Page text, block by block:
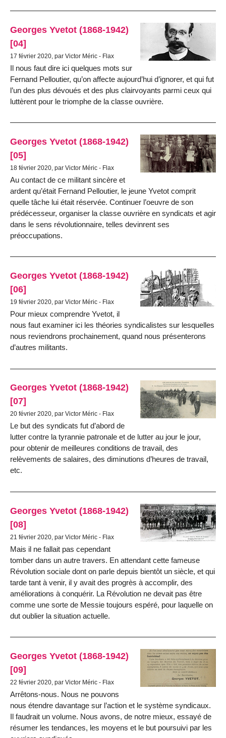
Georges Yvetot (1868-1942)
[04]
17 février 2020, par Victor Méric - Flax
Il nous faut dire ici quelques mots sur
Fernand Pelloutier, qu’on affecte aujourd’hui d’ignorer, et qui fut
l’un des plus dévoués et des plus clairvoyants parmi ceux qui
luttèrent pour le triomphe de la classe ouvrière.
Georges Yvetot (1868-1942)
[05]
18 février 2020, par Victor Méric - Flax
Au contact de ce militant sincère et
ardent qu’était Fernand Pelloutier, le jeune Yvetot comprit
quelle tâche lui était réservée. Continuer l’oeuvre de son
prédécesseur, organiser la classe ouvrière en syndicats et agir
dans le sens révolutionnaire, telles devinrent ses
préoccupations.
Georges Yvetot (1868-1942)
[06]
19 février 2020, par Victor Méric - Flax
Pour mieux comprendre Yvetot, il
nous faut examiner ici les théories syndicalistes sur lesquelles
nous reviendrons prochainement, quand nous présenterons
d’autres militants.
Georges Yvetot (1868-1942)
[07]
20 février 2020, par Victor Méric - Flax
Le but des syndicats fut d’abord de
lutter contre la tyrannie patronale et de lutter au jour le jour,
pour obtenir de meilleures conditions de travail, des
relèvements de salaires, des diminutions d’heures de travail,
etc.
Georges Yvetot (1868-1942)
[08]
21 février 2020, par Victor Méric - Flax
Mais il ne fallait pas cependant
tomber dans un autre travers. En attendant cette fameuse
Révolution sociale dont on parle depuis bientôt un siècle, et qui
tarde tant à venir, il y avait des progrès à accomplir, des
améliorations à conquérir. La Révolution ne devait pas être
comme une sorte de Messie toujours espéré, pour laquelle on
dut oublier la situation actuelle.
Georges Yvetot (1868-1942)
[09]
22 février 2020, par Victor Méric - Flax
Arrêtons-nous. Nous ne pouvons
nous étendre davantage sur l’action et le système syndicaux.
Il faudrait un volume. Nous avons, de notre mieux, essayé de
résumer les tendances, les moyens et le but poursuivi par les